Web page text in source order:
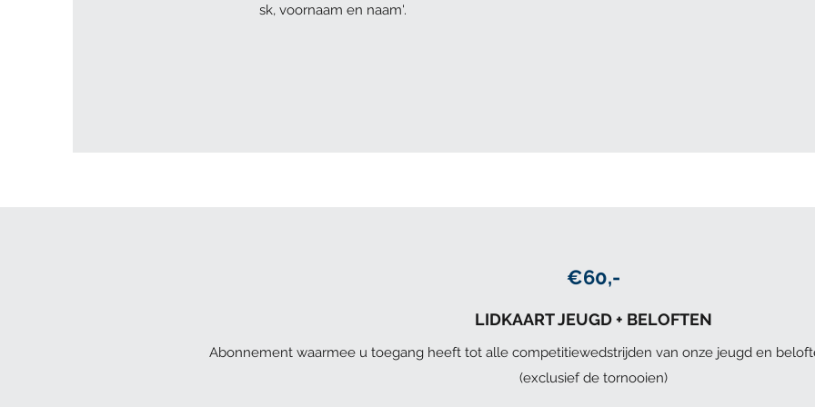
sk, voornaam en naam'.
€60,-
LIDKAART JEUGD + BELOFTEN
Abonnement waarmee u toegang heeft tot alle competitiewedstrijden van onze jeugd en
(exclusief de tornooien)